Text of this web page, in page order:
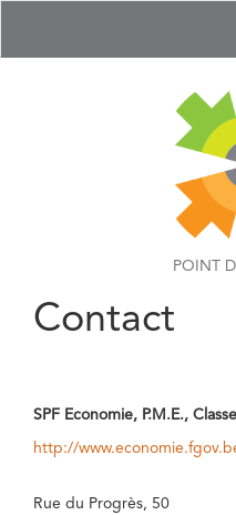
POINT
Contact
SPF Economie, P.M.E.,
http://
Rue du Progrès, 50